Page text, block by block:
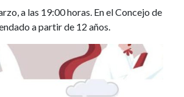
a las 19:00 horas. En el Concejo de
a partir de 12 años.